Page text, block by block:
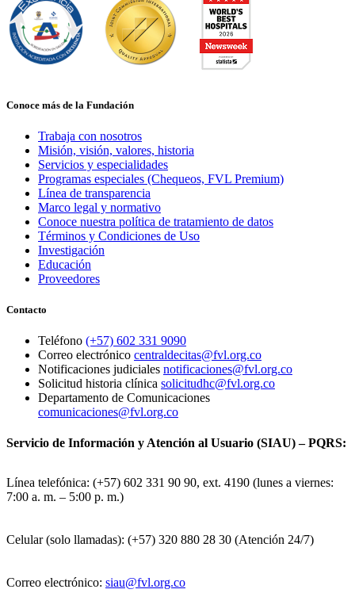
Conoce más de la Fundación
Trabaja con nosotros
Misión, visión, valores, historia
Servicios y especialidades
Programas especiales (Chequeos, FVL Premium)
Línea de transparencia
Marco legal y normativo
Conoce nuestra política de tratamiento de datos
Términos y Condiciones de Uso
Investigación
Educación
Proveedores
Contacto
Teléfono (+57) 602 331 9090
Correo electrónico centraldecitas@fvl.org.co
Notificaciones judiciales notificaciones@fvl.org.co
Solicitud historia clínica solicitudhc@fvl.org.co
Departamento de Comunicaciones
comunicaciones@fvl.org.co
Servicio de Información y Atención al Usuario (SIAU) – PQRS:
Línea telefónica: (+57) 602 331 90 90, ext. 4190 (lunes a viernes:
7:00 a. m. – 5:00 p. m.)
Celular (solo llamadas): (+57) 320 880 28 30 (Atención 24/7)
Correo electrónico: siau@fvl.org.co